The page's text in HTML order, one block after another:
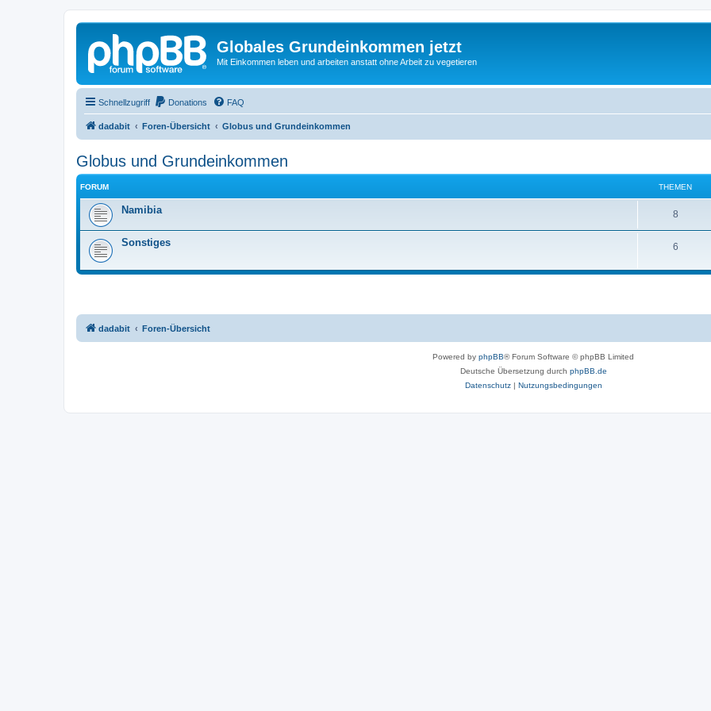
Globales Grundeinkommen jetzt
Mit Einkommen leben und arbeiten anstatt ohne Arbeit zu vegetieren
Schnellzugriff Donations FAQ
dadabit Foren-Übersicht Globus und Grundeinkommen
Globus und Grundeinkommen
FORUM THEMEN
Namibia 8
Sonstiges 6
dadabit Foren-Übersicht
Powered by phpBB® Forum Software © phpBB Limited
Deutsche Übersetzung durch phpBB.de
Datenschutz| Nutzungsbedingungen